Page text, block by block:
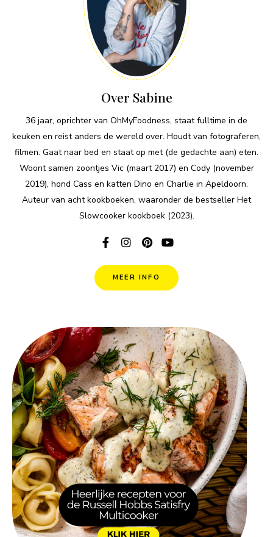
Over Sabine
36 jaar, oprichter van OhMyFoodness, staat fulltime in de
keuken en reist anders de wereld over. Houdt van fotograferen,
filmen. Gaat naar bed en staat op met (de gedachte aan) eten.
Woont samen zoontjes Vic (maart 2017) en Cody (november
2019), hond Cass en katten Dino en Charlie in Apeldoorn.
Auteur van acht kookboeken, waaronder de bestseller Het
Slowcooker kookboek (2023).
MEER INFO